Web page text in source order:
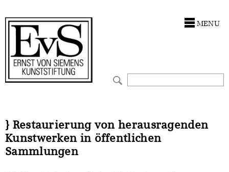
MENU
} Restaurierung von herausragenden
Kunstwerken in öffentlichen
Sammlungen
Förderphilosophie
Gremien
Presse und Neuigkeiten
Ankauf
Restaurierungen
Werkverzeichnisse